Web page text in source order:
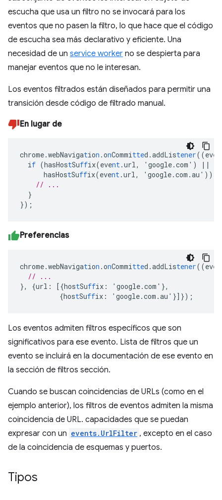
escucha que usa un filtro no se invocará para los
eventos que no pasen la filtro, lo que hace que el código
de escucha sea más declarativo y eficiente. Una
necesidad de un service worker no se despierta para
manejar eventos que no le interesan.
Los eventos filtrados están diseñados para permitir una
transición desde código de filtrado manual.
En lugar de
chrome.webNavigation .onCommitted.addListener((eve
if (hasHostSuffix(event.url, 'google.com')
||
hasHostSuffix(event.url, 'google.com.au'))
// ...
}
});
Preferencias
chrome.webNavigation .onCommitted.addListener((eve
// ...
},
{url : [{hostSuffix : 'google.com' },
{hostSuffix : 'google.com.au' }]});
Los eventos admiten filtros específicos que son
significativos para ese evento. Lista de filtros que un
evento se incluirá en la documentación de ese evento en
la sección de filtros sección.
Cuando se buscan coincidencias de URLs (como en el
ejemplo anterior), los filtros de eventos admiten la misma
coincidencia de URL. capacidades que se puedan
expresar con un events.UrlFilter , excepto en el caso
de la coincidencia de esquemas y puertos.
Tipos